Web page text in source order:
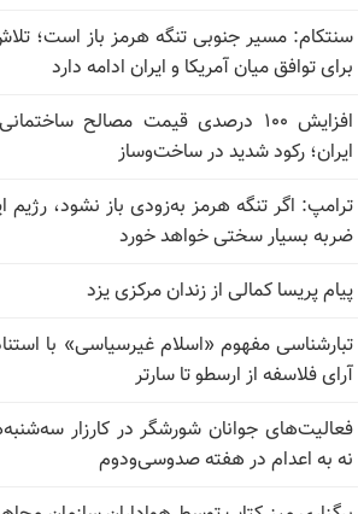
سنتکام: مسیر جنوبی تنگه هرمز باز است؛
برای توافق میان آمریکا و ایران ادامه دارد
افزایش ۱۰۰ درصدی قیمت مصالح
ایران؛ رکود شدید در ساخت‌وساز
ترامپ: اگر تنگه هرمز به‌زودی باز نشود، رژیم
ضربه بسیار سختی خواهد خورد
پیام پریسا کمالی از زندان مرکزی یزد
تبارشناسی مفهوم «اسلام غیرسیاسی» با
آرای فلاسفه از ارسطو تا سارتر
فعالیت‌های جوانان شورشگر در کارزار
نه به اعدام در هفته صدوسی‌و‌دوم